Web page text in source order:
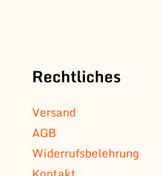
Rechtliches
Versand
AGB
Widerrufsbelehrung